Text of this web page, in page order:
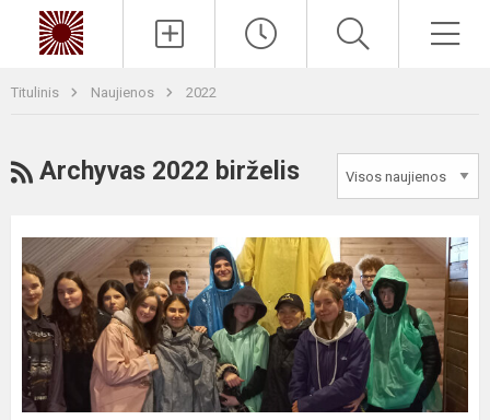
Titulinis Naujienos 2022
RSS
Archyvas 2022 birželis
Baidarių
žygis